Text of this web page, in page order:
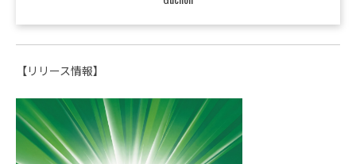
【リリース情報】